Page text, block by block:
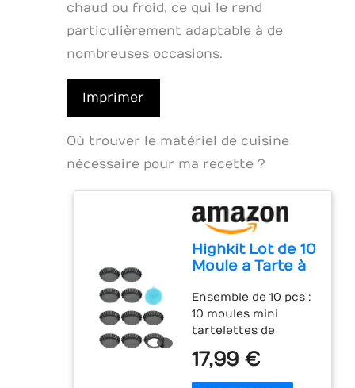
chaud ou froid, ce qui le rend
particulièrement adaptable à de
nombreuses occasions.
Imprimer
Où trouver le matériel de cuisine
nécessaire pour ma recette ?
Highkit Lot de 10
Moule a Tarte à
Mini 10 cm X10
Ensemble de 10 pcs :
10 moules mini
tartelettes de
profondeur 2cm.
Utilisé pour faire des
17,99 €